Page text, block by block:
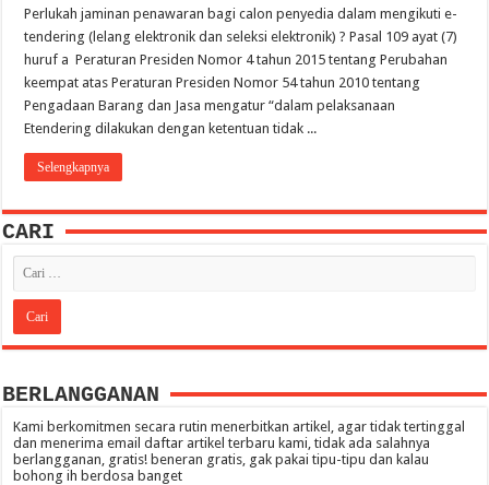
Perlukah jaminan penawaran bagi calon penyedia dalam mengikuti e-
tendering (lelang elektronik dan seleksi elektronik) ? Pasal 109 ayat (7)
huruf a Peraturan Presiden Nomor 4 tahun 2015 tentang Perubahan
keempat atas Peraturan Presiden Nomor 54 tahun 2010 tentang
Pengadaan Barang dan Jasa mengatur “dalam pelaksanaan
Etendering dilakukan dengan ketentuan tidak ...
Selengkapnya
CARI
BERLANGGANAN
Kami berkomitmen secara rutin menerbitkan artikel, agar tidak tertinggal
dan menerima email daftar artikel terbaru kami, tidak ada salahnya
berlangganan, gratis! beneran gratis, gak pakai tipu-tipu dan kalau
bohong ih berdosa banget